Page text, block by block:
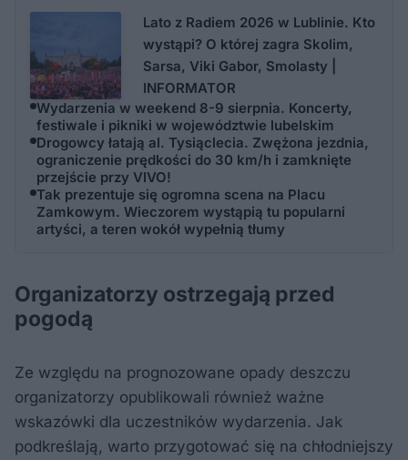
Lato z Radiem 2026 w Lublinie. Kto
wystąpi? O której zagra Skolim,
Sarsa, Viki Gabor, Smolasty |
INFORMATOR
Wydarzenia w weekend 8-9 sierpnia. Koncerty,
festiwale i pikniki w województwie lubelskim
Drogowcy łatają al. Tysiąclecia. Zwężona jezdnia,
ograniczenie prędkości do 30 km/h i zamknięte
przejście przy VIVO!
Tak prezentuje się ogromna scena na Placu
Zamkowym. Wieczorem wystąpią tu popularni
artyści, a teren wokół wypełnią tłumy
Organizatorzy ostrzegają przed
pogodą
Ze względu na prognozowane opady deszczu
organizatorzy opublikowali również ważne
wskazówki dla uczestników wydarzenia. Jak
podkreślają, warto przygotować się na chłodniejszy